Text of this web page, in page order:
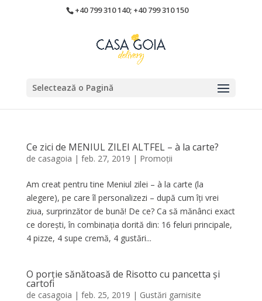
+40 799 310 140; +40 799 310 150
Selectează o Pagină
Ce zici de MENIUL ZILEI ALTFEL – à la carte?
de casagoia | feb. 27, 2019 | Promoții
Am creat pentru tine Meniul zilei – à la carte (la
alegere), pe care îl personalizezi – după cum îți vrei
ziua, surprinzător de bună! De ce? Ca să mănânci exact
ce dorești, în combinația dorită din: 16 feluri principale,
4 pizze, 4 supe cremă, 4 gustări...
O porție sănătoasă de Risotto cu pancetta și
cartofi
de casagoia | feb. 25, 2019 | Gustări garnisite